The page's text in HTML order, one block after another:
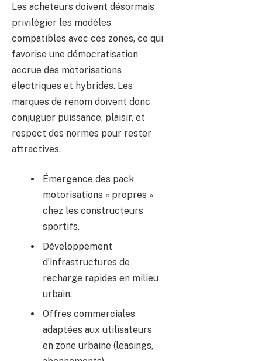
Les acheteurs doivent désormais
privilégier les modèles
compatibles avec ces zones, ce qui
favorise une démocratisation
accrue des motorisations
électriques et hybrides. Les
marques de renom doivent donc
conjuguer puissance, plaisir, et
respect des normes pour rester
attractives.
Émergence des pack
motorisations « propres »
chez les constructeurs
sportifs.
Développement
d’infrastructures de
recharge rapides en milieu
urbain.
Offres commerciales
adaptées aux utilisateurs
en zone urbaine (leasings,